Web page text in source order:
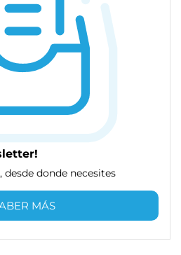
desde donde necesites
MÁS